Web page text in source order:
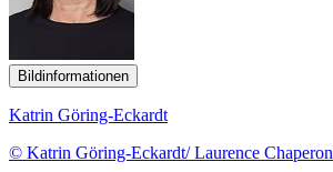
Bildinformationen
Katrin Göring-Eckardt
© Katrin Göring-Eckardt/ Laurence Chaperon